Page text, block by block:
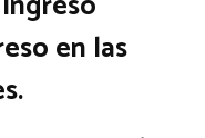
en las